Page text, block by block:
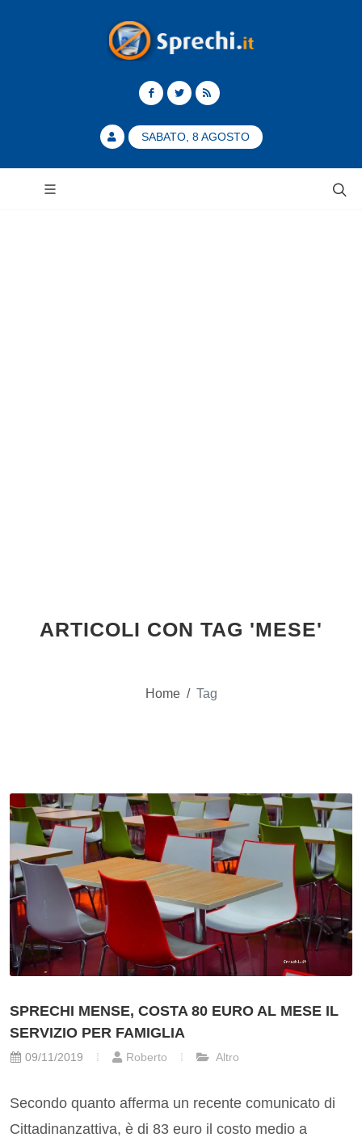
SABATO, 8 AGOSTO
ARTICOLI CON TAG 'MESE'
Home / Tag
SPRECHI MENSE, COSTA 80 EURO AL MESE IL
SERVIZIO PER FAMIGLIA
09/11/2019 Roberto Altro
Secondo quanto afferma un recente comunicato di
Cittadinanzattiva, è di 83 euro il costo medio a